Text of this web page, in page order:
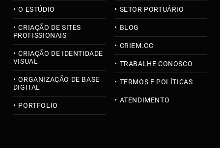
O ESTÚDIO
CRIAÇÃO DE SITES
PROFISSIONAIS
CRIAÇÃO DE IDENTIDADE
VISUAL
ORGANIZAÇÃO DE BASE
DIGITAL
PORTFOLIO
SETOR PORTUÁRIO
BLOG
CRIEM.CC
TRABALHE CONOSCO
TERMOS E POLÍTICAS
ATENDIMENTO